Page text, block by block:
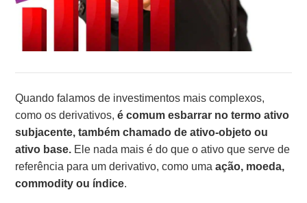
Quando falamos de investimentos mais complexos,
como os derivativos,é comum esbarrar no termo ativo
subjacente, também chamado de ativo-objeto ou
ativo base. Ele nada mais é do que o ativo que serve de
referência para um derivativo, como umaação, moeda,
commodity ou índice.